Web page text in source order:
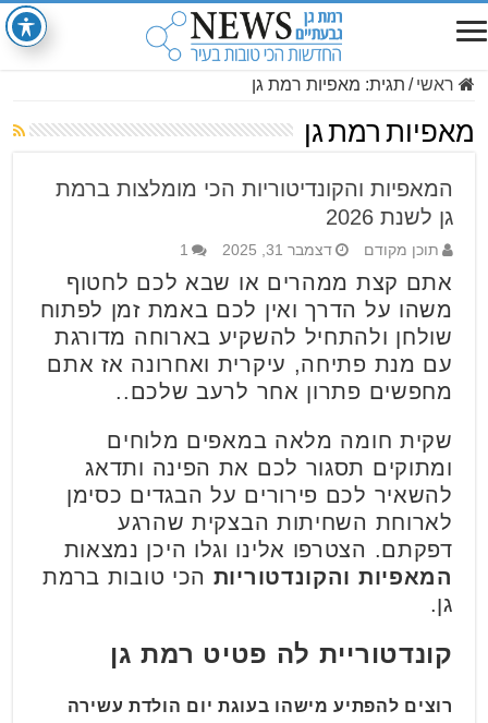
ראשי / תגית: מאפיות רמת גן
מאפיות רמת גן
המאפיות והקונדיטוריות הכי מומלצות ברמת
גן לשנת 2026
תוכן מקודם דצמבר 31, 2025 1
אתם קצת ממהרים או שבא לכם לחטוף
משהו על הדרך ואין לכם באמת זמן לפתוח
שולחן ולהתחיל להשקיע בארוחה מדורגת
עם מנת פתיחה, עיקרית ואחרונה אז אתם
מחפשים פתרון אחר לרעב שלכם..
שקית חומה מלאה במאפים מלוחים
ומתוקים תסגור לכם את הפינה ותדאג
להשאיר לכם פירורים על הבגדים כסימן
לארוחת השחיתות הבצקית שהרגע
דפקתם. הצטרפו אלינו וגלו היכן נמצאות
המאפיות והקונדטוריות הכי טובות ברמת
גן.
קונדטוריית לה פטיט רמת גן
רוצים להפתיע מישהו בעוגת יום הולדת עשירה